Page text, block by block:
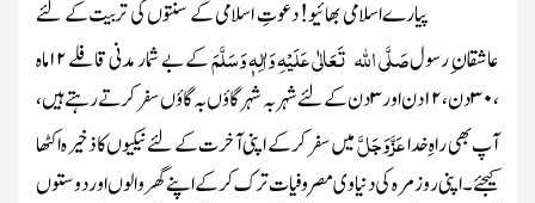
پیارے اسلامی بھائیو! دعوتِ اسلامی کے سنتوں کی تربیت کے لئے
عاشقان ِ رسولصَلَّی اللہ تَعَالٰی عَلَیْہِ وَاٰلِہٖ وَسَلَّمَکے بے شمار مدنی قافلے۱۲ماہ
،۳۰دن ،۱۲دن اور۳دن کے لئے شہر بہ شہر گاؤں بہ گاؤں سفر کرتے رہتے ہیں ،
آپ بھی راہِ خداعَزَّ وَجَلَّمیں سفر کرکے اپنی آخرت کے لئے نیکیوں کا ذخیرہ اکٹھا
کیجئے ۔ اپنی روزمرہ کی دنیاوی مصروفیات ترک کرکے اپنے گھر والوں اور دوستوں